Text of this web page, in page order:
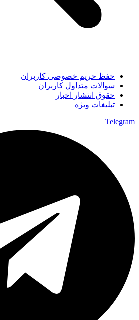
حفظ حریم خصوصی کاربران
سوالات متداول کاربران
حقوق انتشار اخبار
تبلیغات ویژه
Telegram